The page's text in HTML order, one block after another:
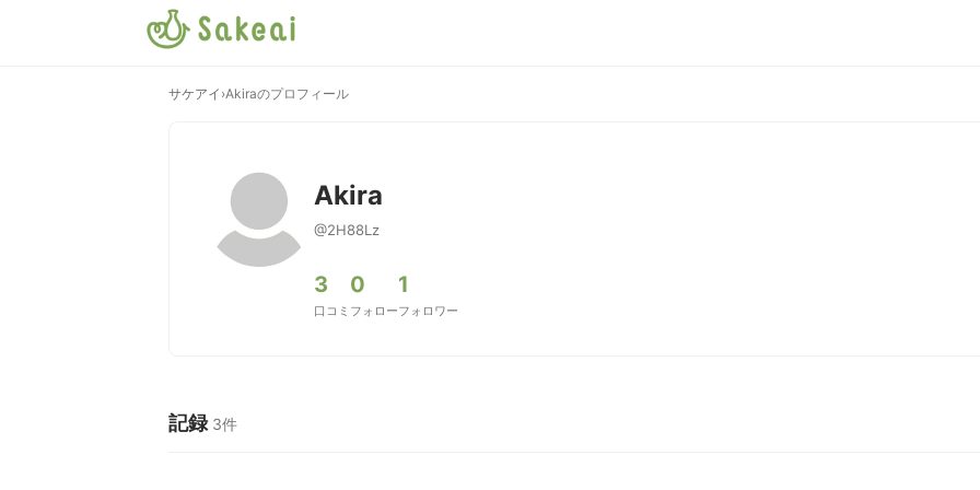
サケアイ ›Akiraのプロフィール
Akira
@2H88Lz
3
口コミ
0
フォロー
1
フォロワー
記録 3件